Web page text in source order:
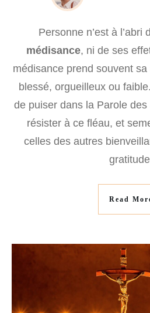
Personne n’est à l’abri
médisance, ni de ses
médisance prend souvent
blessé, orgueilleux ou
de puiser dans la Parole
résister à ce fléau, et
celles des autres
Read